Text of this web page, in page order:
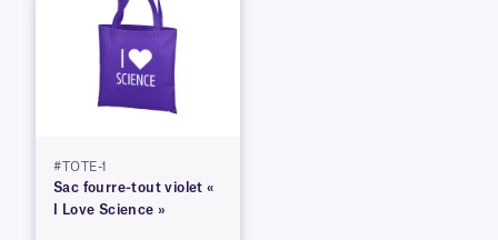
#TOTE-1
Sac fourre-tout violet «
I Love Science »